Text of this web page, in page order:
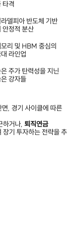
타격
델피아 반도체 기반
안정적 분산
모리 및 HBM 중심의
라인업
주가 탄력성을 지닌
강자들
, 경기 사이클에 따른
하거나, 퇴직연금
장기 투자하는 전략을 추